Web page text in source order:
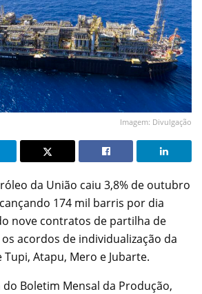
Imagem: Divulgação
da União caiu 3,8% de outubro
174 mil barris por dia
nove contratos de partilha de
acordos de individualização da
Tupi, Atapu, Mero e Jubarte.
Boletim Mensal da Produção,